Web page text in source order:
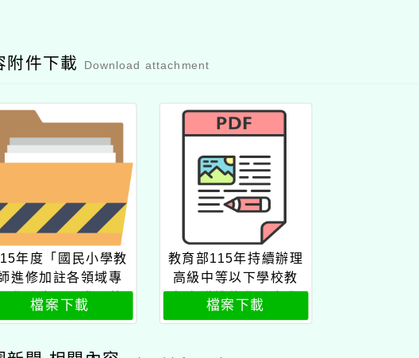
附件下載 Download attachment
年度「國民小學教
進修加註各領域專
長學分班」需求及薦
送表
檔案下載
教育部115年持續辦理
高級中等以下學校教
師在職進修學分班公
文
檔案下載